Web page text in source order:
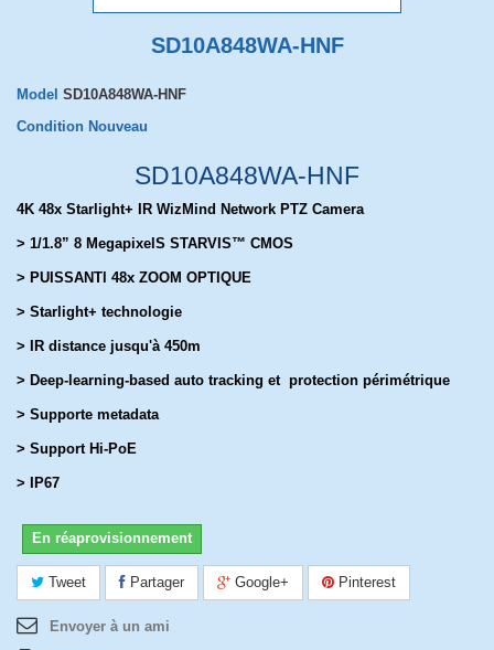
SD10A848WA-HNF
Model SD10A848WA-HNF
Condition Nouveau
SD10A848WA-HNF
4K 48x Starlight+ IR WizMind Network PTZ Camera
> 1/1.8” 8 MegapixelS STARVIS™ CMOS
> PUISSANTl 48x ZOOM OPTIQUE
> Starlight+ technologie
> IR distance jusqu'à 450m
> Deep-learning-based auto tracking et protection périmétrique
> Supporte metadata
> Support Hi-PoE
> IP67
En réaprovisionnement
Tweet Partager Google+ Pinterest
Envoyer à un ami